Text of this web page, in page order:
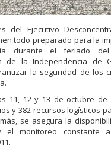
del Ejecutivo
todo preparado para la
durante el feriado
de la Independencia de
la seguridad de los
11, 12 y 13 de octubre de
y 382 recursos logísticos
se asegura la
el monitoreo constante